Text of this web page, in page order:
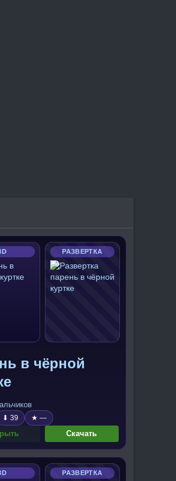
РАЗВЕРТКА
в чёрной
⬇ 39 ★ —
Скачать
РАЗВЕРТКА